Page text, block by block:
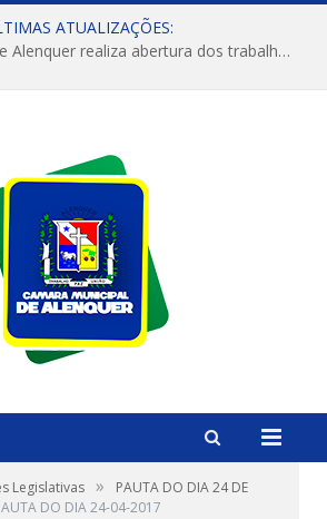
ATUALIZAÇÕES:
Câmara Municipal de Alenquer realiza abertura dos trabalhos do 4º Período Legislativo
Legislativas »
PAUTA DO DIA 24 DE
DO DIA 24-04-2017